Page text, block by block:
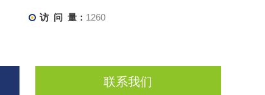
访 问 量： 1260
联系我们